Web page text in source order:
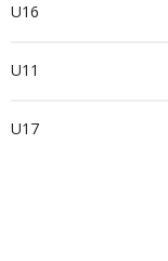
U16
U11
U17